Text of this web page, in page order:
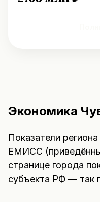
Экономика
Показатели
ЕМИСС
странице города
субъекта РФ — так